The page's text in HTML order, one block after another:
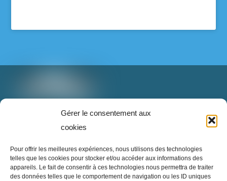
Gérer le consentement aux
cookies
Pour offrir les meilleures expériences, nous utilisons des technologies
telles que les cookies pour stocker et/ou accéder aux informations des
appareils. Le fait de consentir à ces technologies nous permettra de traiter
des données telles que le comportement de navigation ou les ID uniques
26/05/26
c’est inspirant à voir !
finissent plus à l’enfouissement, mais deviennent
innovantes.
Cette innovation démontre qu’il est possible de
T: 888-853-1898 poste 2
info@superrecycleurs.com
TwitterFacebook
Instagram
Login